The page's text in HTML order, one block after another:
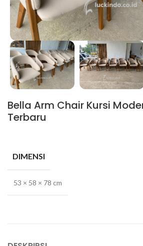
Bella Arm Chair Kursi
Terbaru
DIMENSI
53 × 58 × 78 cm